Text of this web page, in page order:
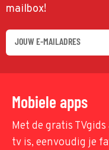
mailbox!
Mobiele apps
Met de gratis
tv is, eenvoudig je